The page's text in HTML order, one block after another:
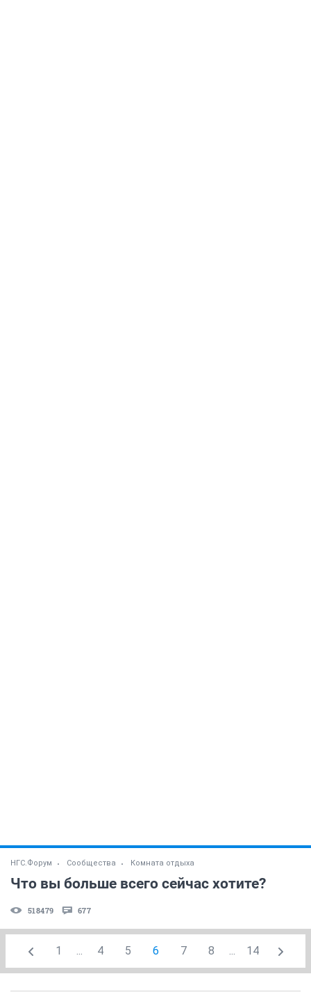
НГС.Форум Сообщества Комната отдыха
Что вы больше всего сейчас хотите?
518479 677
1 ... 4 5 6 7 8 ... 14